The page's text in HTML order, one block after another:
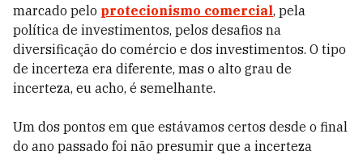
marcado pelo protecionismo comercial, pela
política de investimentos, pelos desafios na
diversificação do comércio e dos investimentos. O tipo
de incerteza era diferente, mas o alto grau de
incerteza, eu acho, é semelhante.
Um dos pontos em que estávamos certos desde o final
do ano passado foi não presumir que a incerteza